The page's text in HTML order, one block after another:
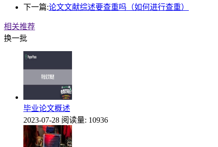
下一篇:论文文献综述要查重吗（如何进行查重）
相关推荐
换一批
毕业论文概述
2023-07-28 阅读量: 10936